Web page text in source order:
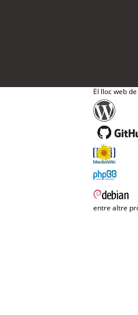
El lloc web
entre altre